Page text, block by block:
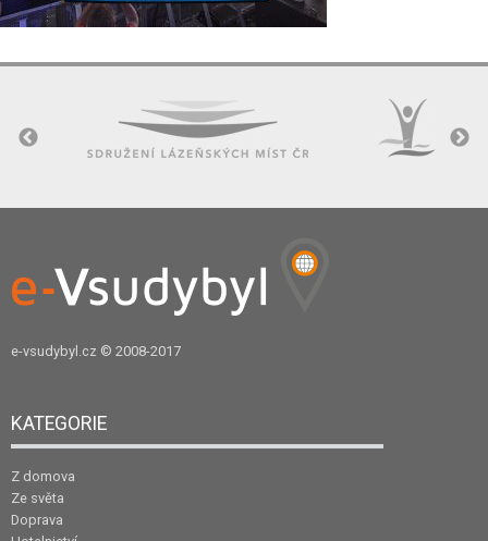
e-vsudybyl.cz © 2008-2017
KATEGORIE
Z domova
Ze světa
Doprava